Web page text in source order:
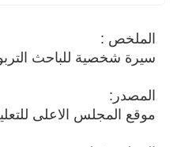
الملخص :
سيرة شخصية للباحث
المصدر:
موقع المجلس الاعلى